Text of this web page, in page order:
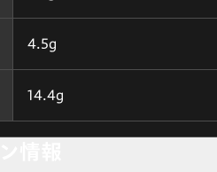
4.5g
14.4g